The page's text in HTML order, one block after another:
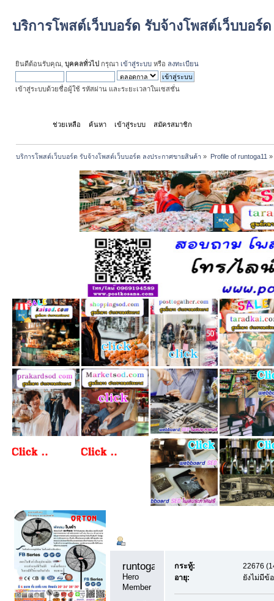
บริการโพสต์เว็บบอร์ด รับจ้างโพสต์เว็บบอร์
ยินดีต้อนรับคุณ, บุคคลทั่วไป กรุณา เข้าสู่ระบบ หรือ ลงทะเบียน
เข้าสู่ระบบด้วยชื่อผู้ใช้ รหัสผ่าน และระยะเวลาในเซสชั่น
ช่วยเหลือ ค้นหา เข้าสู่ระบบ สมัครสมาชิก
บริการโพสต์เว็บบอร์ด รับจ้างโพสต์เว็บบอร์ด ลงประกาศขายสินค้า » Profile of runtoga11 »
Hero
Member
กระทู้:
22676
อายุ:
ยังไม่มีข้